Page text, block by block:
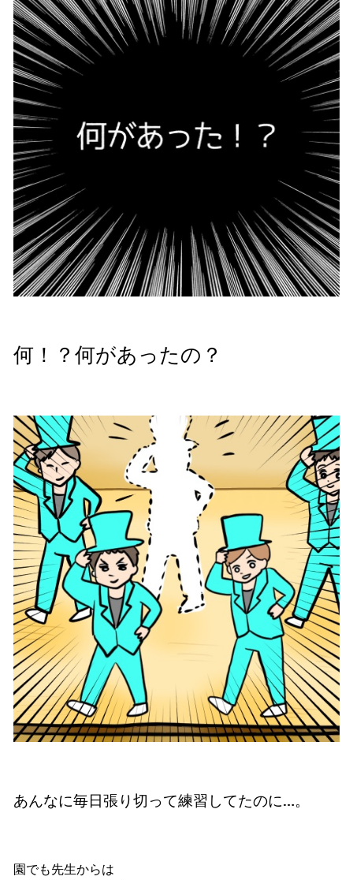
何！？何があったの？
あんなに毎日張り切って練習してたのに…。
園でも先生からは